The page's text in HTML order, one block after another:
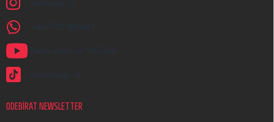
earplugs_cz
+420731389483
Naše videa na YouTube
@earplugs.cz
ODEBÍRAT NEWSLETTER